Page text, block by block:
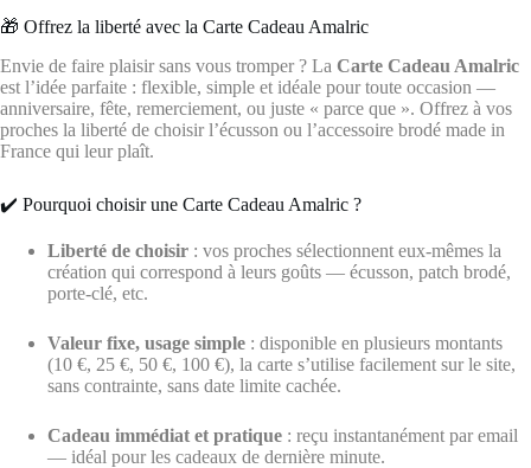
🎁 Offrez la liberté avec la Carte Cadeau Amalric
Envie de faire plaisir sans vous tromper ? La Carte Cadeau Amalric
est l’idée parfaite : flexible, simple et idéale pour toute occasion —
anniversaire, fête, remerciement, ou juste « parce que ». Offrez à vos
proches la liberté de choisir l’écusson ou l’accessoire brodé made in
France qui leur plaît.
✔️ Pourquoi choisir une Carte Cadeau Amalric ?
Liberté de choisir : vos proches sélectionnent eux-mêmes la
création qui correspond à leurs goûts — écusson, patch brodé,
porte-clé, etc.
Valeur fixe, usage simple : disponible en plusieurs montants
(10 €, 25 €, 50 €, 100 €), la carte s’utilise facilement sur le site,
sans contrainte, sans date limite cachée.
Cadeau immédiat et pratique : reçu instantanément par email
— idéal pour les cadeaux de dernière minute.